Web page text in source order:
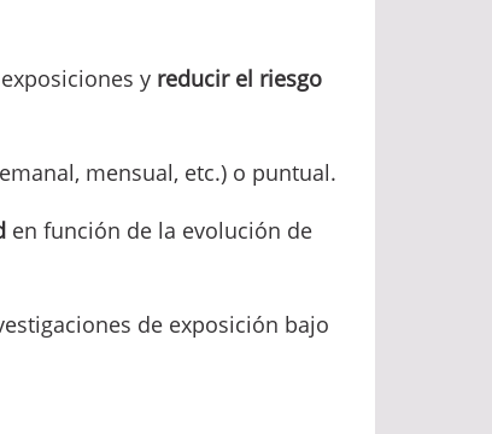
y reducir el riesgo
mensual, etc.) o puntual.
en función de la evolución de
de exposición bajo